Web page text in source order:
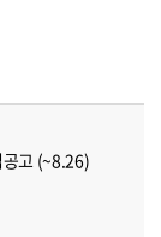
고 (~8.26)